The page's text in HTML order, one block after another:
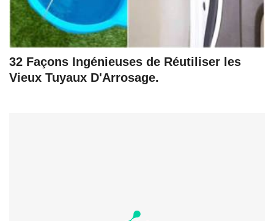
32 Façons Ingénieuses de Réutiliser les
Vieux Tuyaux D'Arrosage.